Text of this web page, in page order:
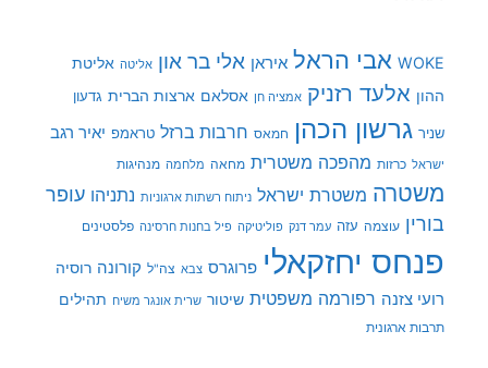
WOKE אבי הראל איראן אלי בר און אליטה אליטת
ההון אלעד רזניק אמציה חן אסלאם ארצות הברית גדעון
שניר גרשון הכהן חמאס חרבות ברזל טראמפ יאיר רגב
ישראל כרזות מהפכה משטרית מחאה מלחמה מנהיגות
משטרה משטרת ישראל ניתוח רשתות ארגוניות נתניהו עופר
בורין עוצמה עזה עמר דנק פוליטיקה פיל בחנות חרסינה פלסטינים
פנחס יחזקאלי פרוגרס צבא צה"ל קורונה רוסיה
רועי צזנה רפורמה משפטית שיטור שרית אונגר משיח תהילים
תרבות ארגונית